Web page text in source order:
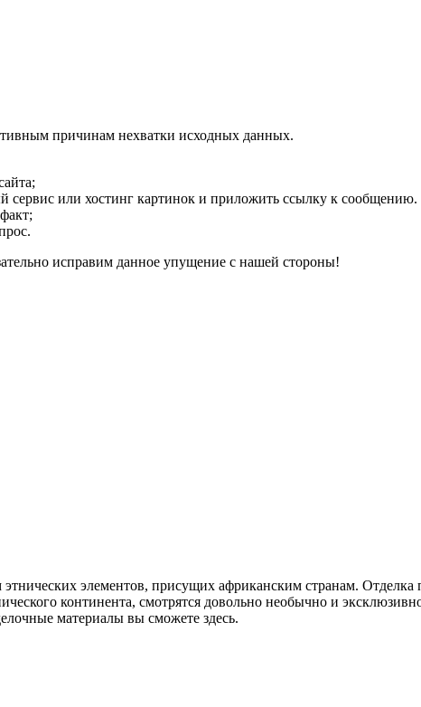
причинам нехватки исходных данных.
или хостинг картинок и приложить ссылку к
исправим данное упущение с нашей стороны!
элементов, присущих африканским странам.
континента, смотрятся довольно необычно и
материалы вы сможете здесь.